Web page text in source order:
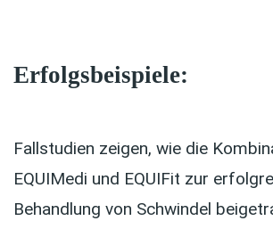
Erfolgsbeispiele:
Fallstudien zeigen, wie die
EQUIMedi und EQUIFit zur
Behandlung von Schwindel